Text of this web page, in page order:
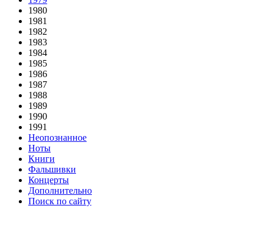
1980
1981
1982
1983
1984
1985
1986
1987
1988
1989
1990
1991
Неопознанное
Ноты
Книги
Фальшивки
Концерты
Дополнительно
Поиск по сайту